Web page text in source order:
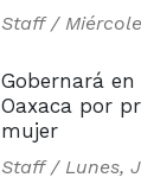
Staff /
Gobernará
Oaxaca por
mujer
Staff / Lunes,